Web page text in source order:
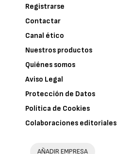
Registrarse
Contactar
Canal ético
Nuestros productos
Quiénes somos
Aviso Legal
Protección de Datos
Política de Cookies
Colaboraciones editoriales
AÑADIR EMPRESA